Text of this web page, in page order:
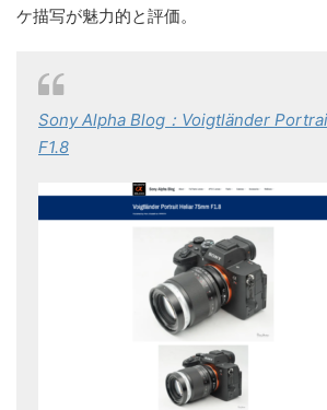
ケ描写が魅力的と評価。
Sony Alpha Blog：Voigtländer
F1.8